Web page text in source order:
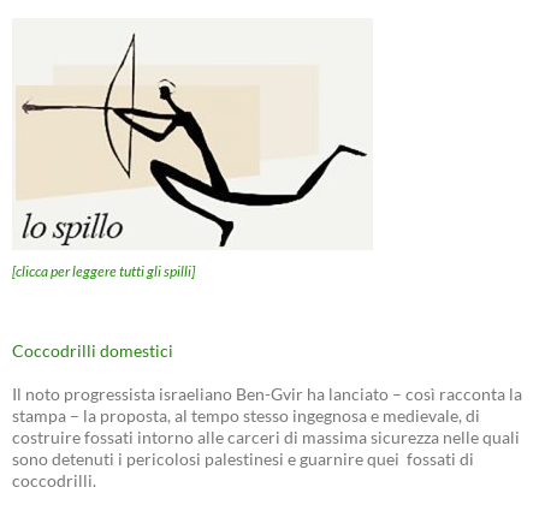
[clicca per leggere tutti gli spilli]
Coccodrilli domestici
Il noto progressista israeliano Ben-Gvir ha lanciato – così racconta la
stampa – la proposta, al tempo stesso ingegnosa e medievale, di
costruire fossati intorno alle carceri di massima sicurezza nelle quali
sono detenuti i pericolosi palestinesi e guarnire quei fossati di
coccodrilli.